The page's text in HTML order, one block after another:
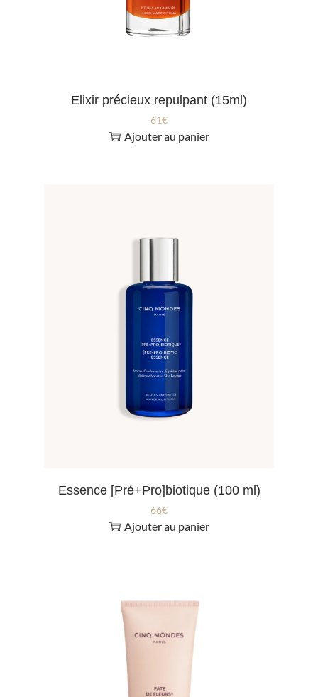
Elixir précieux repulpant (15ml)
61€
Ajouter au panier
Essence [Pré+Pro]biotique (100 ml)
66€
Ajouter au panier